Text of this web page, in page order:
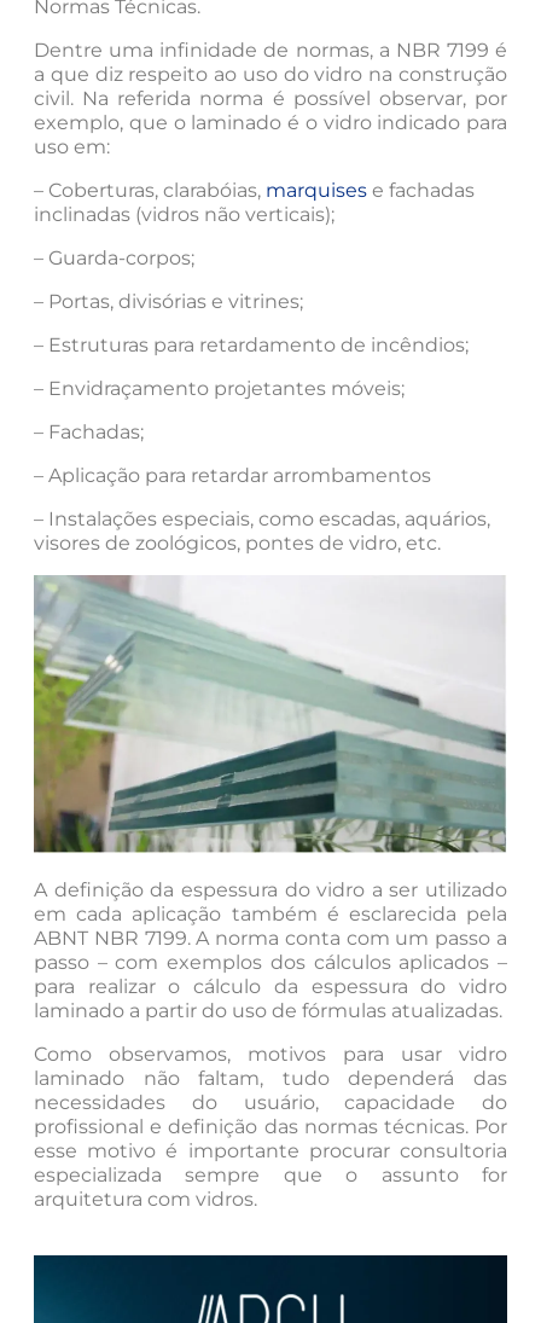
Normas Técnicas.
Dentre uma infinidade de normas, a NBR 7199 é
a que diz respeito ao uso do vidro na construção
civil. Na referida norma é possível observar, por
exemplo, que o laminado é o vidro indicado para
uso em:
– Coberturas, clarabóias, marquises e fachadas
inclinadas (vidros não verticais);
– Guarda-corpos;
– Portas, divisórias e vitrines;
– Estruturas para retardamento de incêndios;
– Envidraçamento projetantes móveis;
– Fachadas;
– Aplicação para retardar arrombamentos
– Instalações especiais, como escadas, aquários,
visores de zoológicos, pontes de vidro, etc.
A definição da espessura do vidro a ser utilizado
em cada aplicação também é esclarecida pela
ABNT NBR 7199. A norma conta com um passo a
passo – com exemplos dos cálculos aplicados –
para realizar o cálculo da espessura do vidro
laminado a partir do uso de fórmulas atualizadas.
Como observamos, motivos para usar vidro
laminado não faltam, tudo dependerá das
necessidades do usuário, capacidade do
profissional e definição das normas técnicas. Por
esse motivo é importante procurar consultoria
especializada sempre que o assunto for
arquitetura com vidros.